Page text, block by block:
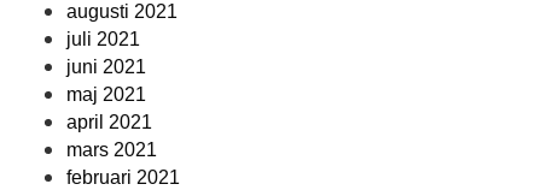
augusti 2021
juli 2021
juni 2021
maj 2021
april 2021
mars 2021
februari 2021